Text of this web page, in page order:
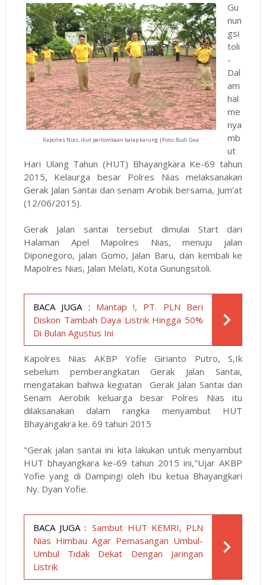
Kapolres Nias, ikut perlombaan balap karung |Foto: Budi Gea
Gu
nun
gsi
toli
-
Dal
am
hal
me
nya
mb
ut
Hari Ulang Tahun (HUT) Bhayangkara Ke-69 tahun
2015, Kelaurga besar Polres Nias melaksanakan
Gerak Jalan Santai dan senam Arobik bersama, Jum'at
(12/06/2015).
Gerak Jalan santai tersebut dimulai Start dari
Halaman Apel Mapolres Nias, menuju jalan
Diponegoro, jalan Gomo, Jalan Baru, dan kembali ke
Mapolres Nias, Jalan Melati, Kota Gunungsitoli.
BACA JUGA : Mantap !, PT. PLN Beri
Diskon Tambah Daya Listrik Hingga 50%
Di Bulan Agustus Ini
Kapolres Nias AKBP Yofie Girianto Putro, S,Ik
sebelum pemberangkatan Gerak Jalan Santai,
mengatakan bahwa kegiatan Gerak Jalan Santai dan
Senam Aerobik keluarga besar Polres Nias itu
dilaksanakan dalam rangka menyambut HUT
Bhayangakra ke. 69 tahun 2015
"Gerak jalan santai ini kita lakukan untuk menyambut
HUT bhayangkara ke-69 tahun 2015 ini,"Ujar AKBP
Yofie yang di Dampingi oleh Ibu ketua Bhayangkari
Ny. Dyan Yofie.
BACA JUGA : Sambut HUT KEMRI, PLN
Nias Himbau Agar Pemasangan Umbul-
Umbul Tidak Dekat Dengan Jaringan
Listrik